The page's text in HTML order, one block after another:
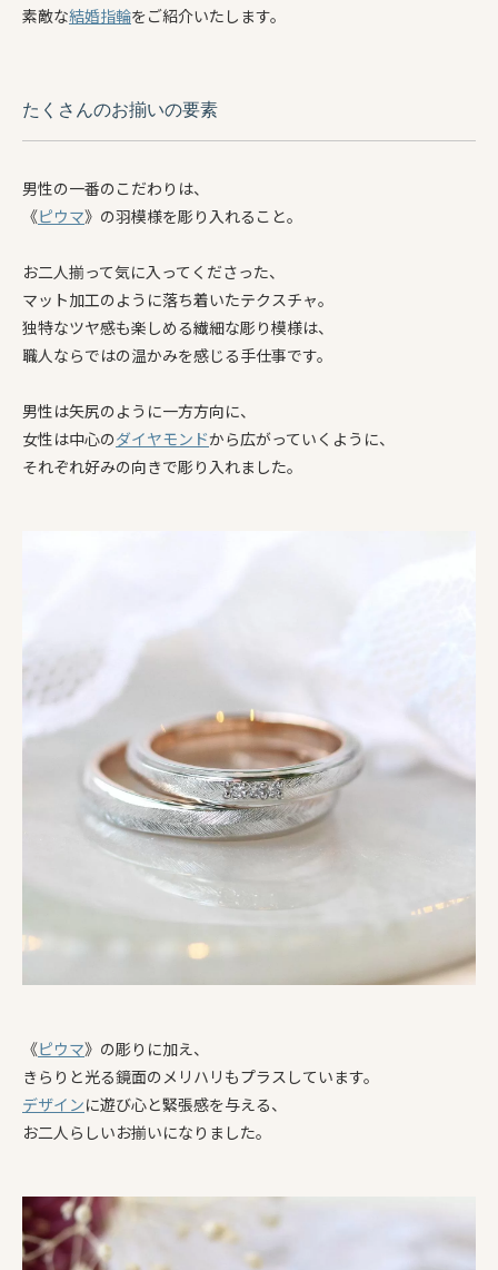
素敵な結婚指輪をご紹介いたします。
たくさんのお揃いの要素
男性の一番のこだわりは、
《ピウマ》の羽模様を彫り入れること。
お二人揃って気に入ってくださった、
マット加工のように落ち着いたテクスチャ。
独特なツヤ感も楽しめる繊細な彫り模様は、
職人ならではの温かみを感じる手仕事です。
男性は矢尻のように一方方向に、
女性は中心のダイヤモンドから広がっていくように、
それぞれ好みの向きで彫り入れました。
《ピウマ》の彫りに加え、
きらりと光る鏡面のメリハリもプラスしています。
デザインに遊び心と緊張感を与える、
お二人らしいお揃いになりました。